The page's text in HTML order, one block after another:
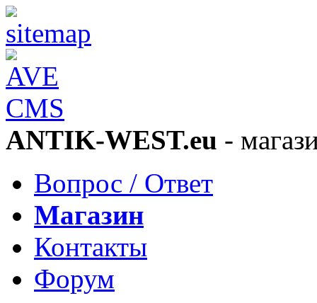
ANTIK-WEST.eu -
Вопрос / Ответ
Магазин
Контакты
Форум